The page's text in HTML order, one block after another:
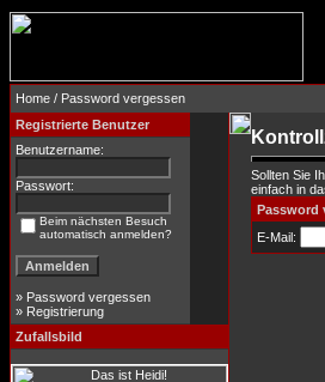
Home / Password vergessen
Registrierte Benutzer
Benutzername:
Passwort:
Beim nächsten Besuch
automatisch anmelden?
» Password vergessen
» Registrierung
Zufallsbild
Sollten Sie
einfach in
Password
E-Mail: